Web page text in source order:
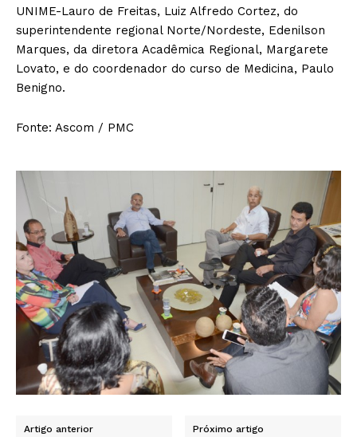
UNIME-Lauro de Freitas, Luiz Alfredo Cortez, do
superintendente regional Norte/Nordeste, Edenilson
Marques, da diretora Acadêmica Regional, Margarete
Lovato, e do coordenador do curso de Medicina, Paulo
Benigno.
Fonte: Ascom / PMC
Artigo anterior Próximo artigo